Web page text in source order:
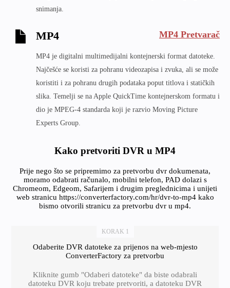
snimanja.
MP4 MP4 Pretvarač
MP4 je digitalni multimedijalni kontejnerski format datoteke.
Najčešće se koristi za pohranu videozapisa i zvuka, ali se može
koristiti i za pohranu drugih podataka poput titlova i statičkih
slika. Temelji se na Apple QuickTime kontejnerskom formatu i
dio je MPEG-4 standarda koji je razvio Moving Picture
Experts Group.
Kako pretvoriti DVR u MP4
Prije nego što se pripremimo za pretvorbu dvr dokumenata,
moramo odabrati računalo, mobilni telefon, PAD dolazi s
Chromeom, Edgeom, Safarijem i drugim preglednicima i unijeti
web stranicu https://converterfactory.com/hr/dvr-to-mp4 kako
bismo otvorili stranicu za pretvorbu dvr u mp4.
KORAK 1
Odaberite DVR datoteke za prijenos na web-mjesto
ConverterFactory za pretvorbu
Kliknite gumb "Odaberi datoteke" da biste odabrali
datoteku DVR koju trebate pretvoriti, a datoteku DVR